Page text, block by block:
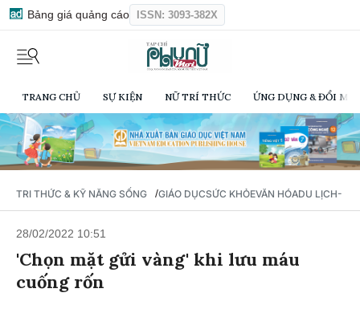
Bảng giá quảng cáo ISSN: 3093-382X
TRANG CHỦ SỰ KIỆN NỮ TRÍ THỨC ỨNG DỤNG & ĐỔI
TRI THỨC & KỸ NĂNG SỐNG /GIÁO DỤCSỨC KHỎEVĂN HÓADU LỊCH-
28/02/2022 10:51
'Chọn mặt gửi vàng' khi lưu máu
cuống rốn